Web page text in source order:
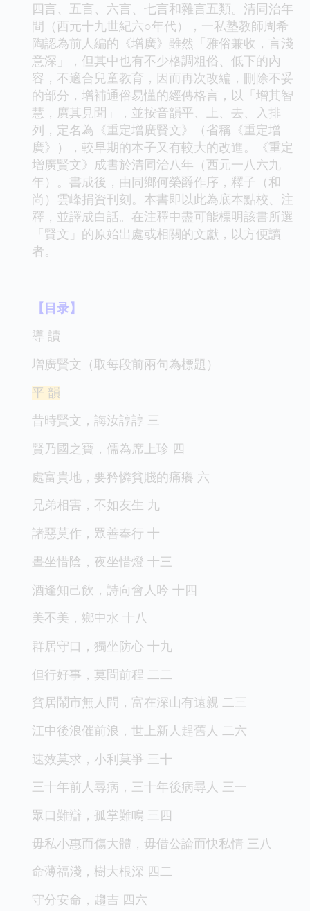
四言、五言、六言、七言和雜言五類。清同治年
間（西元十九世紀六○年代），一私塾教師周希
陶認為前人編的《增廣》雖然「雅俗兼收，言淺
意深」，但其中也有不少格調粗俗、低下的內
容，不適合兒童教育，因而再次改編，刪除不妥
的部分，增補通俗易懂的經傳格言，以「增其智
慧，廣其見聞」，並按音韻平、上、去、入排
列，定名為《重定增廣賢文》（省稱《重定增
廣》），較早期的本子又有較大的改進。《重定
增廣賢文》成書於清同治八年（西元一八六九
年）。書成後，由同鄉何榮爵作序，釋子（和
尚）雲峰捐資刊刻。本書即以此為底本點校、注
釋，並譯成白話。在注釋中盡可能標明該書所選
「賢文」的原始出處或相關的文獻，以方便讀
者。
【目录】
導 讀
增廣賢文（取每段前兩句為標題）
平 韻
昔時賢文，誨汝諄諄 三
賢乃國之寶，儒為席上珍 四
處富貴地，要矜憐貧賤的痛癢 六
兄弟相害，不如友生 九
諸惡莫作，眾善奉行 十
晝坐惜陰，夜坐惜燈 十三
酒逢知己飲，詩向會人吟 十四
美不美，鄉中水 十八
群居守口，獨坐防心 十九
但行好事，莫問前程 二二
貧居鬧市無人問，富在深山有遠親 二三
江中後浪催前浪，世上新人趕舊人 二六
速效莫求，小利莫爭 三十
三十年前人尋病，三十年後病尋人 三一
眾口難辯，孤掌難鳴 三四
毋私小惠而傷大體，毋借公論而快私情 三八
命薄福淺，樹大根深 四二
守分安命，趨吉 四六